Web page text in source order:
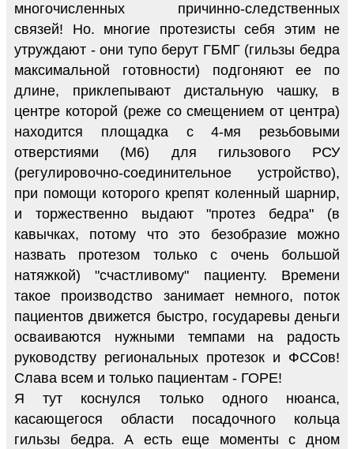
многочисленных причинно-следственных
связей! Но. многие протезисты себя этим не
утруждают - они тупо берут ГБМГ (гильзы бедра
максимальной готовности) подгоняют ее по
длине, приклепывают дистальную чашку, в
центре которой (реже со смещением от центра)
находится площадка с 4-мя резьбовыми
отверстиями (М6) для гильзового РСУ
(регулировочно-соединительное устройство),
при помощи которого крепят коленный шарнир,
и торжественно выдают "протез бедра" (в
кавычках, потому что это безобразие можно
назвать протезом только с очень большой
натяжкой) "счастливому" пациенту. Времени
такое производство занимает немного, поток
пациентов движется быстро, государевы деньги
осваиваются нужными темпами на радость
руководству региональных протезок и ФССов!
Слава всем и только пациентам - ГОРЕ!
Я тут коснулся только одного нюанса,
касающегося области посадочного кольца
гильзы бедра. А есть еще моменты с дном